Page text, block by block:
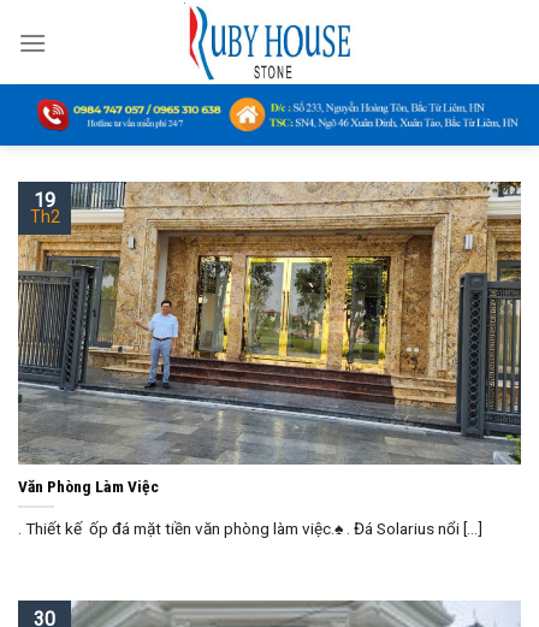
Văn Phòng Làm Việc
. Thiết kế ốp đá mặt tiền văn phòng làm việc.♠ . Đá Solarius nổi [...]
19
Th2
30